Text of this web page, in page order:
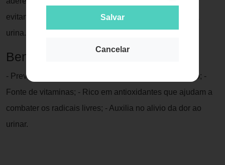
Salvar
Cancelar
evitando a instalação de doenças e contaminações na
urina.
Benefícios do Cranberry
- Prevenção de doenças que afetam o sistema urinário; -
Fonte de vitaminas; - Rico em antioxidantes que ajudam a
combater os radicais livres; - Auxilia no alivio da dor ao
urinar.